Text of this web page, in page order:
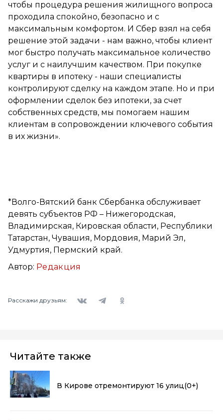
чтобы процедура решения жилищного вопроса
проходила спокойно, безопасно и с
максимальным комфортом. И Сбер взял на себя
решение этой задачи - нам важно, чтобы клиент
мог быстро получать максимальное количество
услуг и с наилучшим качеством. При покупке
квартиры в ипотеку - наши специалисты
контролируют сделку на каждом этапе. Но и при
оформлении сделок без ипотеки, за счет
собственных средств, мы помогаем нашим
клиентам в сопровождении ключевого события
в их жизни».
*Волго-Вятский банк Сбербанка обслуживает
девять субъектов РФ – Нижегородская,
Владимирская, Кировская области, Республики
Татарстан, Чувашия, Мордовия, Марий Эл,
Удмуртия, Пермский край.
Автор: Редакция
Расскажи друзьям:
Читайте также
В Кирове отремонтируют 16 улиц(0+)